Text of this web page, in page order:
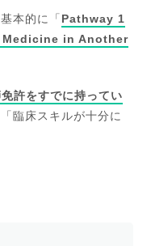
本的に「 Pathway 1
in Another
許をすでに持ってい
臨床スキルが十分に